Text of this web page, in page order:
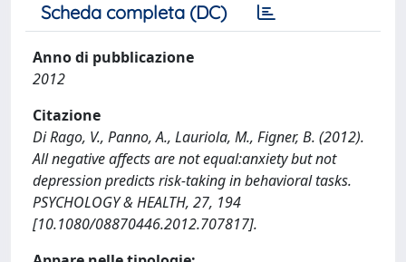
Scheda completa (DC)
Anno di pubblicazione
2012
Citazione
Di Rago, V., Panno, A., Lauriola, M., Figner, B. (2012).
All negative affects are not equal:anxiety but not
depression predicts risk-taking in behavioral tasks.
PSYCHOLOGY & HEALTH, 27, 194
[10.1080/08870446.2012.707817].